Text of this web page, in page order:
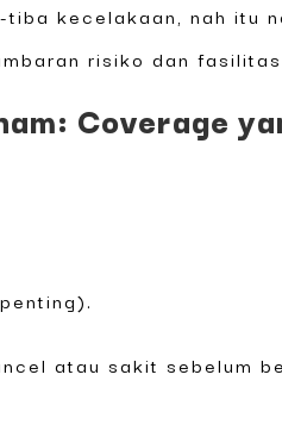
kecelakaan, nah itu
risiko dan
Coverage
atau sakit sebelum